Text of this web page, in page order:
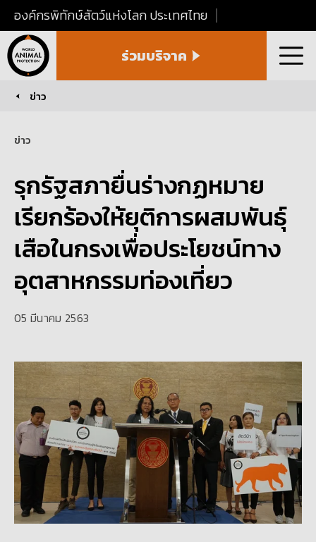
องค์กรพิทักษ์สัตว์แห่งโลก ประเทศไทย
Animal
Protection
ร่วมบริจาค เมนู
You are here:
ข่าว
รุกรัฐสภายื่นร่างกฏหมาย
เรียกร้องให้ยุติการผสมพันธุ์
เสือในกรงเพื่อประโยชน์ทาง
อุตสาหกรรมท่องเที่ยว
ข่าว
05 มีนาคม 2563